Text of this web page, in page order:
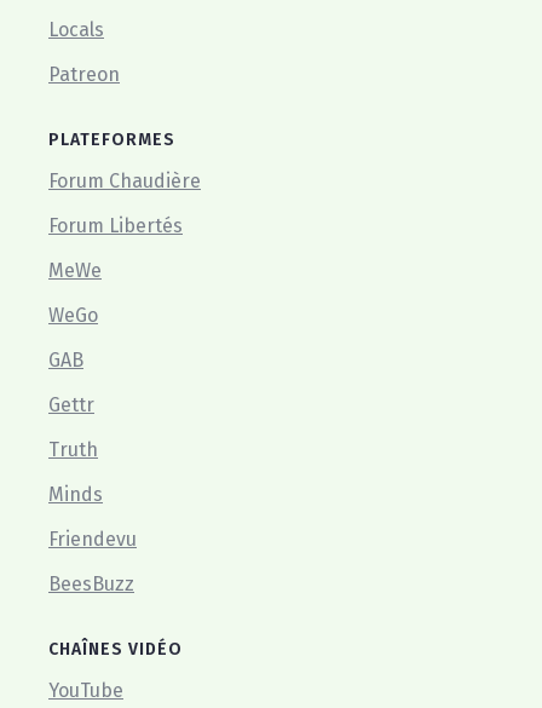
Locals
Patreon
PLATEFORMES
Forum Chaudière
Forum Libertés
MeWe
WeGo
GAB
Gettr
Truth
Minds
Friendevu
BeesBuzz
CHAÎNES VIDÉO
YouTube